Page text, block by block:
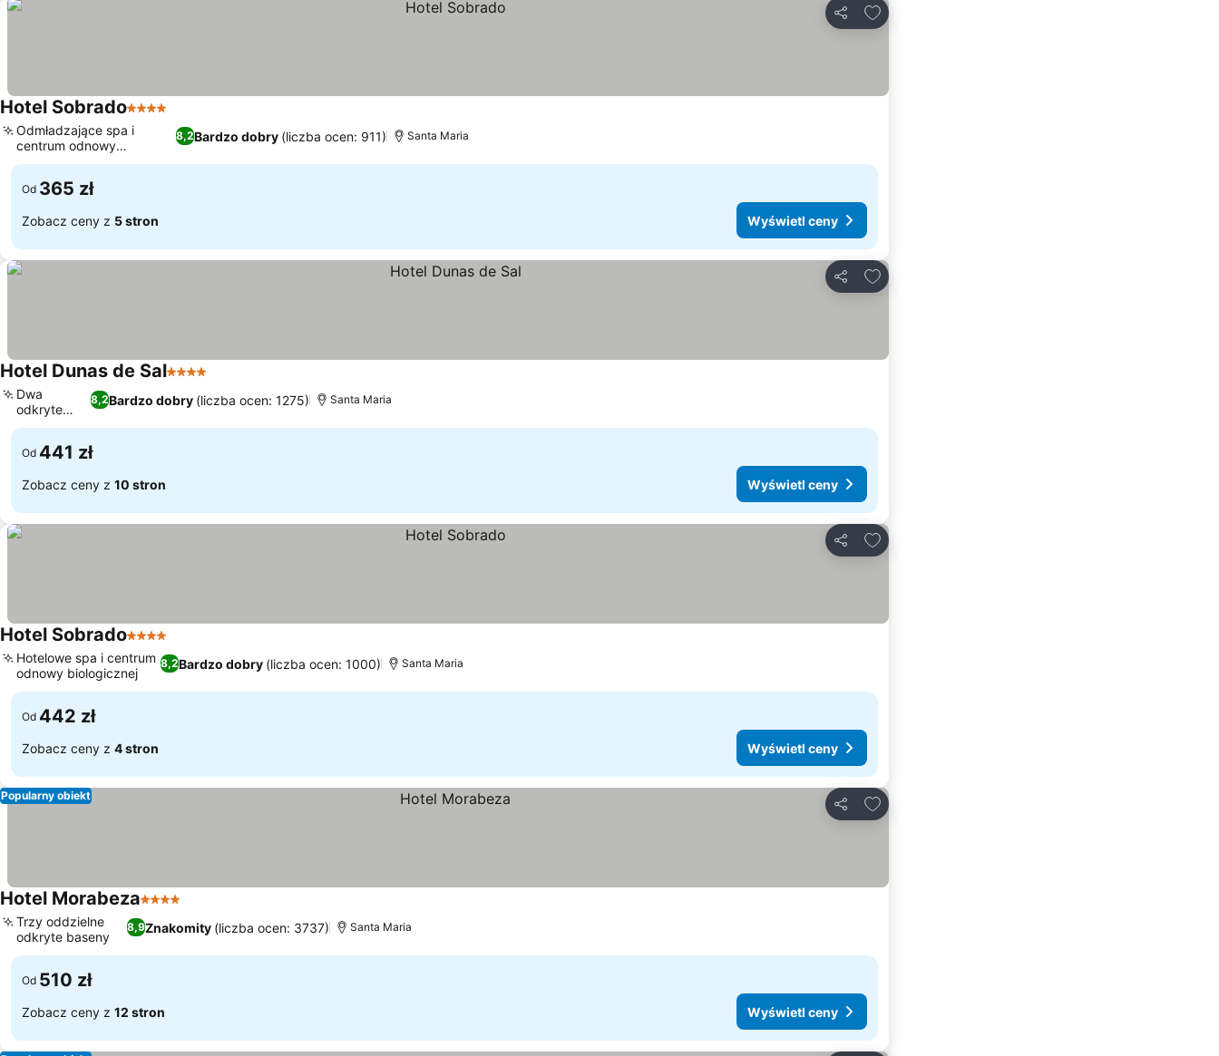
Udostępnij
Dodaj do ulubionych
Hotel Sobrado4 Kategoria
8,2Bardzo dobry (liczba ocen: 911)
Odmładzające spa i
centrum odnowy
biologicznej
Santa Maria
Od 365 zł
Zobacz ceny z 5 stron Wyświetl ceny
Udostępnij
Dodaj do ulubionych
Hotel Dunas de Sal4 Kategoria
8,2Bardzo dobry (liczba ocen: 1275)
Dwa
odkryte
baseny
Santa Maria
Od 441 zł
Zobacz ceny z 10 stron Wyświetl ceny
Udostępnij
Dodaj do ulubionych
Hotel Sobrado4 Kategoria
8,2Bardzo dobry (liczba ocen: 1000)
Hotelowe spa i centrum
odnowy biologicznej
Santa Maria
Od 442 zł
Zobacz ceny z 4 stron Wyświetl ceny
Udostępnij
Dodaj do ulubionych
Popularny obiekt
Hotel Morabeza4 Kategoria
8,9Znakomity (liczba ocen: 3737)
Trzy oddzielne
odkryte baseny
Santa Maria
Od 510 zł
Zobacz ceny z 12 stron Wyświetl ceny